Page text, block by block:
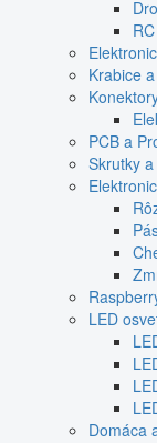
Krabice
PCB a
Skrutky
LED
Domáca